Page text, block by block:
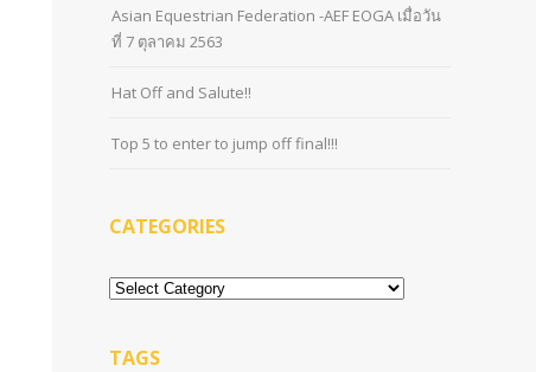
Asian Equestrian Federation -AEF EOGA เมื่อวัน
ที่ 7 ตุลาคม 2563
Hat Off and Salute!!
Top 5 to enter to jump off final!!!
CATEGORIES
Categories
TAGS